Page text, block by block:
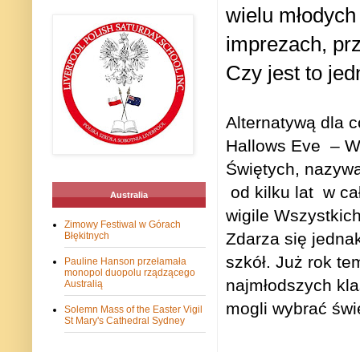
wielu
imprezach,
Czy jest to
Alternatywą dla
Hallows Eve –
Świętych,
od kilku lat w
wigile
Zdarza się
szkół. Już rok
najmłodszych
mogli wybrać
Australia
Zimowy Festiwal w Górach
Błękitnych
Pauline Hanson przełamała
monopol duopolu rządzącego
Australią
Solemn Mass of the Easter Vigil
St Mary's Cathedral Sydney